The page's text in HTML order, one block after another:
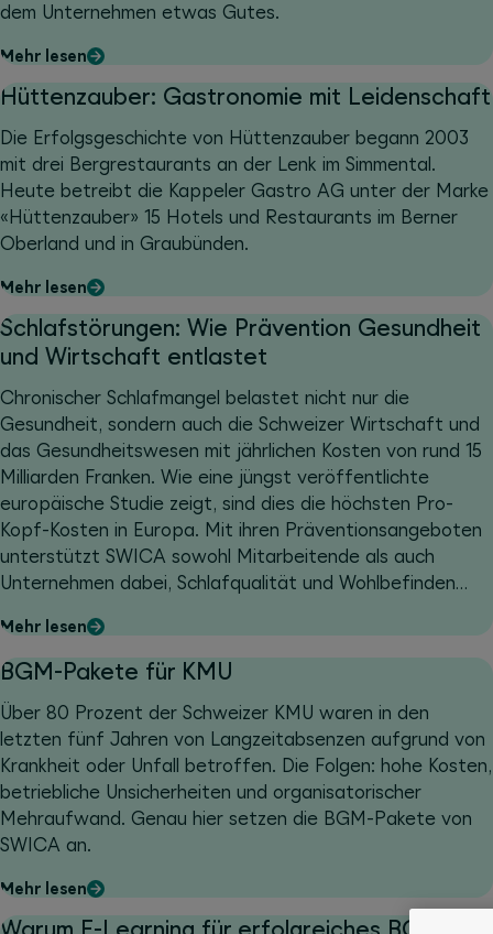
dem Unternehmen etwas Gutes.
Mehr lesen
Hüttenzauber: Gastronomie mit Leidenschaft
Die Erfolgsgeschichte von Hüttenzauber begann 2003
mit drei Bergrestaurants an der Lenk im Simmental.
Heute betreibt die Kappeler Gastro AG unter der Marke
«Hüttenzauber» 15 Hotels und Restaurants im Berner
Oberland und in Graubünden.
Mehr lesen
Schlafstörungen: Wie Prävention Gesundheit
und Wirtschaft entlastet
Chronischer Schlafmangel belastet nicht nur die
Gesundheit, sondern auch die Schweizer Wirtschaft und
das Gesundheitswesen mit jährlichen Kosten von rund 15
Milliarden Franken. Wie eine jüngst veröffentlichte
europäische Studie zeigt, sind dies die höchsten Pro-
Kopf-Kosten in Europa. Mit ihren Präventionsangeboten
unterstützt SWICA sowohl Mitarbeitende als auch
Unternehmen dabei, Schlafqualität und Wohlbefinden
Mehr lesen
BGM-Pakete für KMU
Über 80 Prozent der Schweizer KMU waren in den
letzten fünf Jahren von Langzeitabsenzen aufgrund von
Krankheit oder Unfall betroffen. Die Folgen: hohe Kosten,
betriebliche Unsicherheiten und organisatorischer
Mehraufwand. Genau hier setzen die BGM-Pakete von
SWICA an.
Mehr lesen